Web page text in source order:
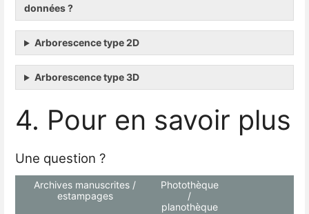
données ?
Arborescence type 2D
Arborescence type 3D
4. Pour en savoir plus
Une question ?
Archives manuscrites /
estampages
Photothèque
/
planothèque